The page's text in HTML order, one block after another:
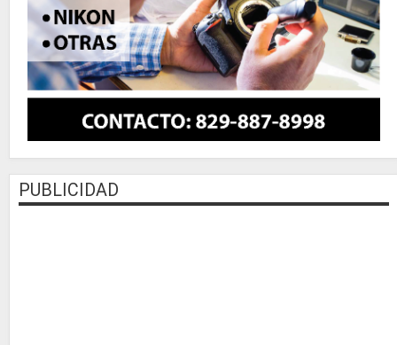
PUBLICIDAD